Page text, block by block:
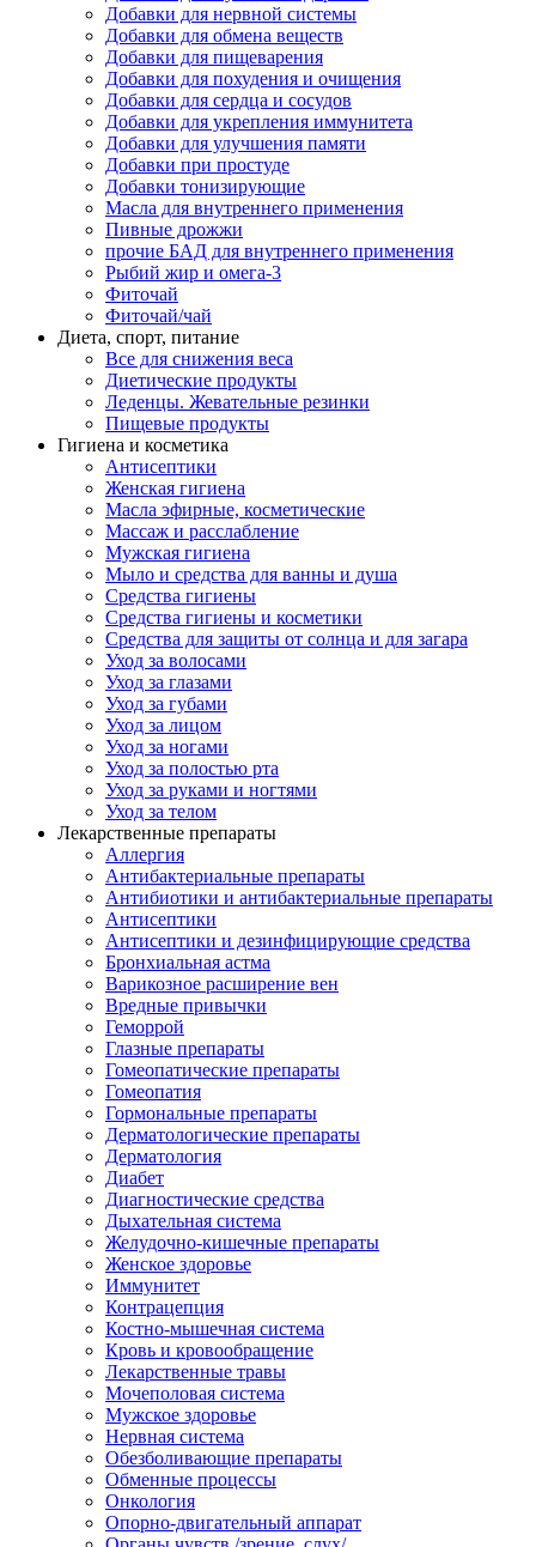
Добавки для нервной системы
Добавки для обмена веществ
Добавки для пищеварения
Добавки для похудения и очищения
Добавки для сердца и сосудов
Добавки для укрепления иммунитета
Добавки для улучшения памяти
Добавки при простуде
Добавки тонизирующие
Масла для внутреннего применения
Пивные дрожжи
прочие БАД для внутреннего применения
Рыбий жир и омега-3
Фиточай
Фиточай/чай
Диета, спорт, питание
Все для снижения веса
Диетические продукты
Леденцы. Жевательные резинки
Пищевые продукты
Гигиена и косметика
Антисептики
Женская гигиена
Масла эфирные, косметические
Массаж и расслабление
Мужская гигиена
Мыло и средства для ванны и душа
Средства гигиены
Средства гигиены и косметики
Средства для защиты от солнца и для загара
Уход за волосами
Уход за глазами
Уход за губами
Уход за лицом
Уход за ногами
Уход за полостью рта
Уход за руками и ногтями
Уход за телом
Лекарственные препараты
Аллергия
Антибактериальные препараты
Антибиотики и антибактериальные препараты
Антисептики
Антисептики и дезинфицирующие средства
Бронхиальная астма
Варикозное расширение вен
Вредные привычки
Геморрой
Глазные препараты
Гомеопатические препараты
Гомеопатия
Гормональные препараты
Дерматологические препараты
Дерматология
Диабет
Диагностические средства
Дыхательная система
Желудочно-кишечные препараты
Женское здоровье
Иммунитет
Контрацепция
Костно-мышечная система
Кровь и кровообращение
Лекарственные травы
Мочеполовая система
Мужское здоровье
Нервная система
Обезболивающие препараты
Обменные процессы
Онкология
Опорно-двигательный аппарат